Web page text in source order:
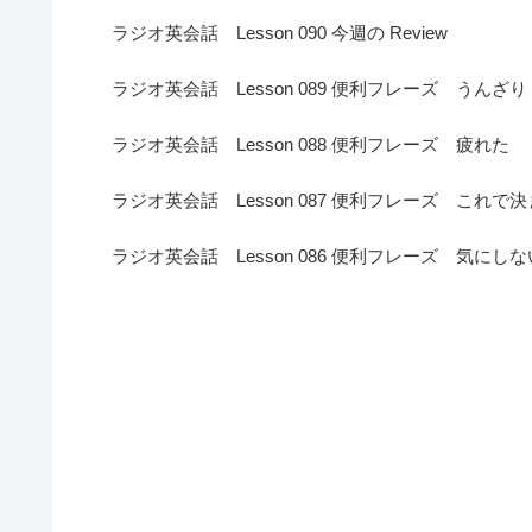
ラジオ英会話 Lesson 090 今週の Review
ラジオ英会話 Lesson 089 便利フレーズ うんざり
ラジオ英会話 Lesson 088 便利フレーズ 疲れた
ラジオ英会話 Lesson 087 便利フレーズ これで決
ラジオ英会話 Lesson 086 便利フレーズ 気にしな